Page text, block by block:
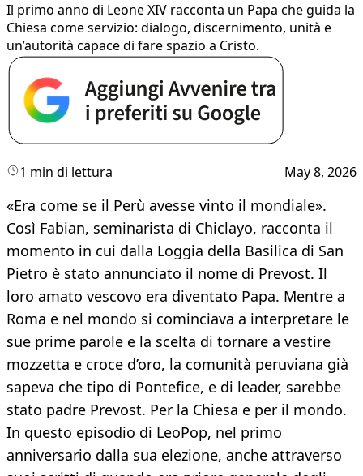
Il primo anno di Leone XIV racconta un Papa che guida la
Chiesa come servizio: dialogo, discernimento, unità e
un’autorità capace di fare spazio a Cristo.
1 min di lettura May 8, 2026
«Era come se il Perù avesse vinto il mondiale».
Così Fabian, seminarista di Chiclayo, racconta il
momento in cui dalla Loggia della Basilica di San
Pietro è stato annunciato il nome di Prevost. Il
loro amato vescovo era diventato Papa. Mentre a
Roma e nel mondo si cominciava a interpretare le
sue prime parole e la scelta di tornare a vestire
mozzetta e croce d’oro, la comunità peruviana già
sapeva che tipo di Pontefice, e di leader, sarebbe
stato padre Prevost. Per la Chiesa e per il mondo.
In questo episodio di LeoPop, nel primo
anniversario dalla sua elezione, anche attraverso